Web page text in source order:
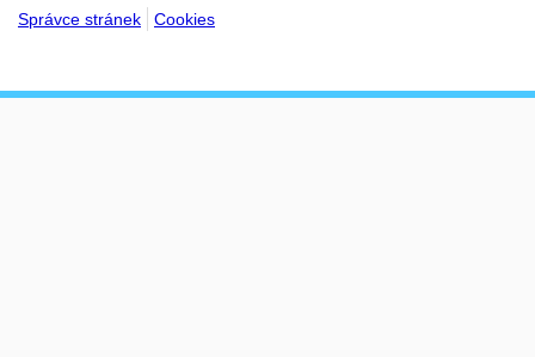
Správce stránek
Cookies